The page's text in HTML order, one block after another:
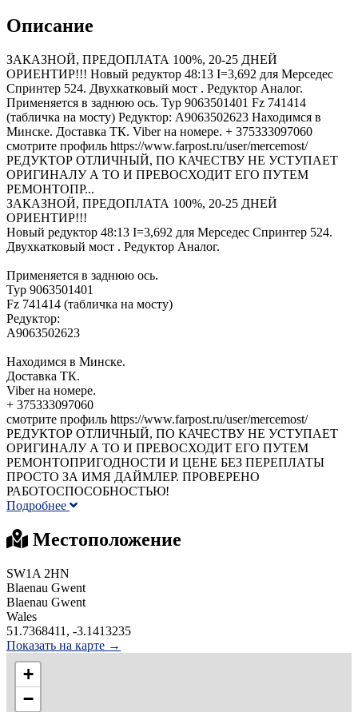
Описание
ЗАКАЗНОЙ, ПРЕДОПЛАТА 100%, 20-25 ДНЕЙ
ОРИЕНТИР!!! Новый редуктор 48:13 I=3,692 для Мерседес
Спринтер 524. Двухкатковый мост . Редуктор Аналог.
Применяется в заднюю ось. Typ 9063501401 Fz 741414
(табличка на мосту) Редуктор: A9063502623 Находимся в
Минске. Доставка ТК. Viber на номере. + 375333097060
смотрите профиль https://www.farpost.ru/user/mercemost/
РЕДУКТОР ОТЛИЧНЫЙ, ПО КАЧЕСТВУ НЕ УСТУПАЕТ
ОРИГИНАЛУ А ТО И ПРЕВОСХОДИТ ЕГО ПУТЕМ
РЕМОНТОПР...
ЗАКАЗНОЙ, ПРЕДОПЛАТА 100%, 20-25 ДНЕЙ
ОРИЕНТИР!!!
Новый редуктор 48:13 I=3,692 для Мерседес Спринтер 524.
Двухкатковый мост . Редуктор Аналог.
Применяется в заднюю ось.
Typ 9063501401
Fz 741414 (табличка на мосту)
Редуктор:
A9063502623
Находимся в Минске.
Доставка ТК.
Viber на номере.
+ 375333097060
смотрите профиль https://www.farpost.ru/user/mercemost/
РЕДУКТОР ОТЛИЧНЫЙ, ПО КАЧЕСТВУ НЕ УСТУПАЕТ
ОРИГИНАЛУ А ТО И ПРЕВОСХОДИТ ЕГО ПУТЕМ
РЕМОНТОПРИГОДНОСТИ И ЦЕНЕ БЕЗ ПЕРЕПЛАТЫ
ПРОСТО ЗА ИМЯ ДАЙМЛЕР. ПРОВЕРЕНО
РАБОТОСПОСОБНОСТЬЮ!
Подробнее
Местоположение
SW1A 2HN
Blaenau Gwent
Blaenau Gwent
Wales
51.7368411, -3.1413235
Показать на карте →
+
−